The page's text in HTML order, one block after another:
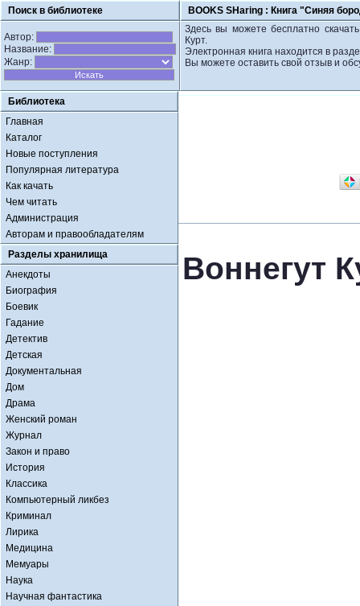
Поиск в библиотеке BOOKS SHaring : Книга "Синяя
Автор:
Название:
Жанр:
Здесь вы можете бесплатно
Курт.
Электронная книга находится в
Вы можете оставить свой отзыв и
Библиотека
Главная
Каталог
Новые поступления
Популярная литература
Как качать
Чем читать
Администрация
Авторам и правообладателям
Разделы хранилища
Анекдоты
Биография
Боевик
Гадание
Детектив
Детская
Документальная
Дом
Драма
Женский роман
Журнал
Закон и право
История
Классика
Компьютерный ликбез
Криминал
Лирика
Медицина
Мемуары
Наука
Научная фантастика
Воннегут